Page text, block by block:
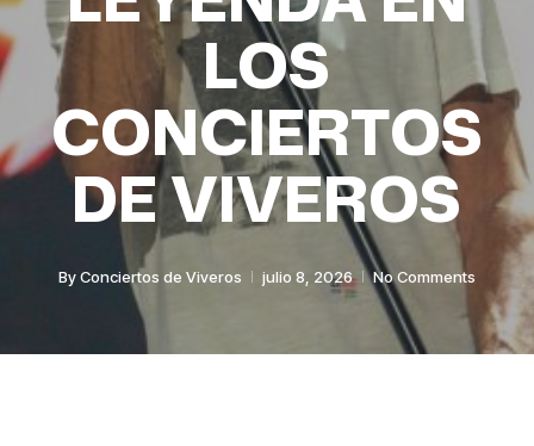
LOS
CONCIERTOS
DE VIVEROS
ByConciertos de Viveros julio 8, 2026 No Comments